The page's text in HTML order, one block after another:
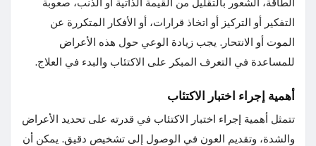
الطاقة، الشعور بالتقليل من القيمة الذاتية أو الذنب، صعوبة
التفكير أو التركيز أو اتخاذ قرارات، أو الأفكار المتكررة عن
الموت أو الانتحار. يجب زيادة الوعي حول هذه الأعراض
للمساعدة في التعرف المبكر على الاكتئاب والبدء في العلاج.
أهمية إجراء اختبار الاكتئاب
تتمثل أهمية إجراء اختبار الاكتئاب في قدرته على تحديد الأعراض
والشدة، وتقديم العون في الوصول إلى تشخيص دقيق. يمكن أن